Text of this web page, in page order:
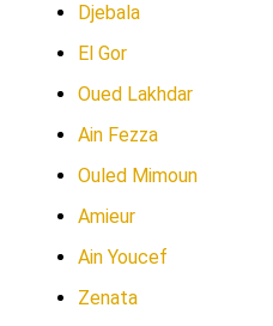
Djebala
El Gor
Oued Lakhdar
Ain Fezza
Ouled Mimoun
Amieur
Ain Youcef
Zenata